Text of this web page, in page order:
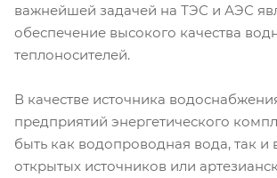
важнейшей задачей на ТЭС и АЭС
обеспечение высокого качества
теплоносителей.
В качестве источника
предприятий энергетического
быть как водопроводная вода, так и
открытых источников или